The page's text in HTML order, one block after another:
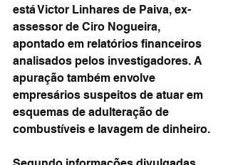
está Victor Linhares de Paiva, ex-
assessor de Ciro Nogueira,
apontado em relatórios financeiros
analisados pelos investigadores. A
apuração também envolve
empresários suspeitos de atuar em
esquemas de adulteração de
combustíveis e lavagem de dinheiro.